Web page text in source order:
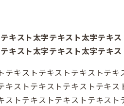
キスト太字テキスト太字テキ
キスト太字テキスト太字テキ
キストテキストテキストテ
ストテキストテキストテキ
トテキストテキストテキス